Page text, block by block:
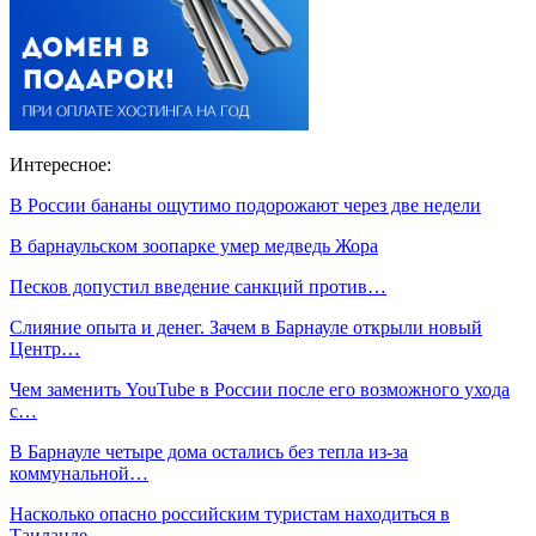
Интересное:
В России бананы ощутимо подорожают через две недели
В барнаульском зоопарке умер медведь Жора
Песков допустил введение санкций против…
Слияние опыта и денег. Зачем в Барнауле открыли новый
Центр…
Чем заменить YouTube в России после его возможного ухода
с…
В Барнауле четыре дома остались без тепла из-за
коммунальной…
Насколько опасно российским туристам находиться в